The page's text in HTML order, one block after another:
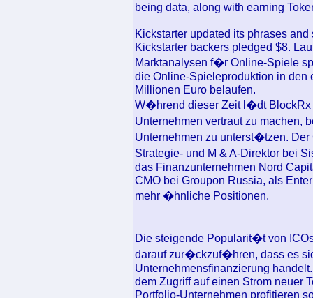
being data, along with earning
Kickstarter updated its phrases
Kickstarter backers pledged $8.
Marktanalysen f�r Online-Spiele
die Online-Spieleproduktion in den
Millionen Euro belaufen.
W�hrend dieser Zeit l�dt BlockRx
Unternehmen vertraut zu machen,
Unternehmen zu unterst�tzen.
Strategie- und M & A-Direktor bei
das Finanzunternehmen Nord
CMO bei Groupon Russia, als
mehr �hnliche Positionen.
Die steigende Popularit�t von
darauf zur�ckzuf�hren, dass es
Unternehmensfinanzierung
dem Zugriff auf einen Strom neuer
Portfolio-Unternehmen profitieren